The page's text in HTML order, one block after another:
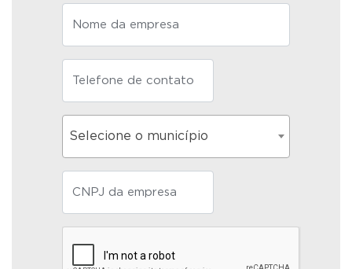
Selecione o município